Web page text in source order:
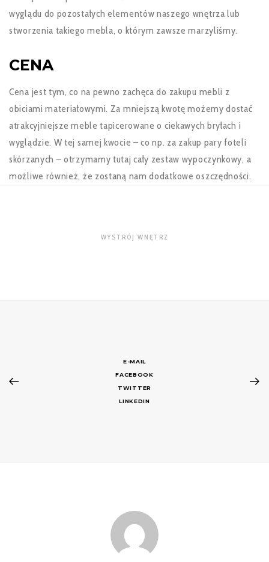
wyglądu do pozostałych elementów naszego wnętrza lub
stworzenia takiego mebla, o którym zawsze marzyliśmy.
CENA
Cena jest tym, co na pewno zachęca do zakupu mebli z
obiciami materiałowymi. Za mniejszą kwotę możemy dostać
atrakcyjniejsze meble tapicerowane o ciekawych bryłach i
wyglądzie. W tej samej kwocie – co np. za zakup pary foteli
skórzanych – otrzymamy tutaj cały zestaw wypoczynkowy, a
możliwe również, że zostaną nam dodatkowe oszczędności.
WYSTRÓJ WNĘTRZ
E-MAIL
FACEBOOK
TWITTER
LINKEDIN